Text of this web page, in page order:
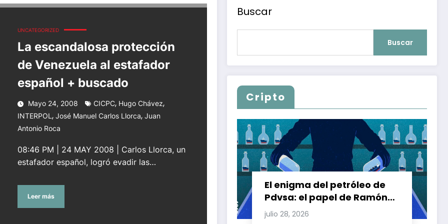
español + buscado
UNCATEGORIZED
La escandalosa protección
de Venezuela al estafador
español + buscado
Mayo 24, 2008 CICPC, Hugo Chávez,
INTERPOL , José Manuel Carlos Llorca, Juan
Antonio Roca
08:46 PM | 24 MAY 2008 | Carlos Llorca, un
estafador español, logró evadir las…
Leer más
Buscar
Buscar
Cripto
El enigma del petróleo de
Pdvsa: el papel de Ramón
Carretero en el triángulo de
julio 28, 2026